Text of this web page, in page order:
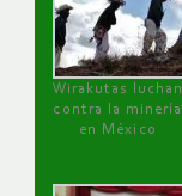
Wirakutas luchan
contra la minería
en México